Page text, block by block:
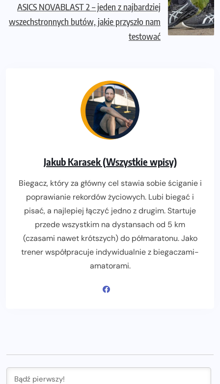
ASICS NOVABLAST 2 – jeden z najbardziej
wszechstronnych butów, jakie przyszło nam
testować
Jakub Karasek (Wszystkie wpisy)
Biegacz, który za główny cel stawia sobie ściganie i
poprawianie rekordów życiowych. Lubi biegać i
pisać, a najlepiej łączyć jedno z drugim. Startuje
przede wszystkim na dystansach od 5 km
(czasami nawet krótszych) do półmaratonu. Jako
trener współpracuje indywidualnie z biegaczami-
amatorami.